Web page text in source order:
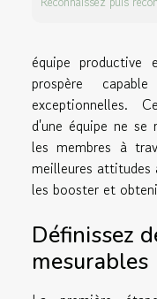
équipe
prospère
exceptionnelles.
d'une équipe ne se
les membres à
meilleures attitudes
les booster et
Définissez
mesurables